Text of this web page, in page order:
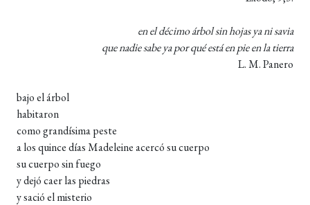
en el décimo árbol sin hojas ya ni savia
que nadie sabe ya por qué está en pie en la tierra
L. M. Panero
bajo el árbol
habitaron
como grandísima peste
a los quince días Madeleine acercó su cuerpo
su cuerpo sin fuego
y dejó caer las piedras
y sació el misterio